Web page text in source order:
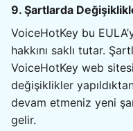
9. Şartlarda
VoiceHotKey bu
hakkını saklı tutar.
VoiceHotKey web
değişiklikler
devam etmeniz yeni
gelir.